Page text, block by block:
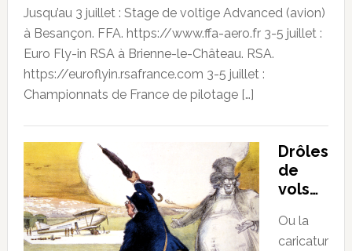
Jusqu’au 3 juillet : Stage de voltige Advanced (avion)
à Besançon. FFA. https://www.ffa-aero.fr 3-5 juillet :
Euro Fly-in RSA à Brienne-le-Château. RSA.
https://euroflyin.rsafrance.com 3-5 juillet :
Championnats de France de pilotage […]
Drôles
de
vols…
Ou la
caricatur